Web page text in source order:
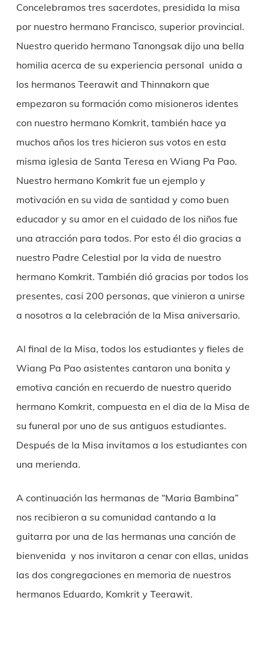
Concelebramos tres sacerdotes, presidida la misa
por nuestro hermano Francisco, superior provincial.
Nuestro querido hermano Tanongsak dijo una bella
homilia acerca de su experiencia personal unida a
los hermanos Teerawit and Thinnakorn que
empezaron su formación como misioneros identes
con nuestro hermano Komkrit, también hace ya
muchos años los tres hicieron sus votos en esta
misma iglesia de Santa Teresa en Wiang Pa Pao.
Nuestro hermano Komkrit fue un ejemplo y
motivación en su vida de santidad y como buen
educador y su amor en el cuidado de los niños fue
una atracción para todos. Por esto él dio gracias a
nuestro Padre Celestial por la vida de nuestro
hermano Komkrit. También dió gracias por todos los
presentes, casi 200 personas, que vinieron a unirse
a nosotros a la celebración de la Misa aniversario.
Al final de la Misa, todos los estudiantes y fieles de
Wiang Pa Pao asistentes cantaron una bonita y
emotiva canción en recuerdo de nuestro querido
hermano Komkrit, compuesta en el dia de la Misa de
su funeral por uno de sus antiguos estudiantes.
Después de la Misa invitamos a los estudiantes con
una merienda.
A continuación las hermanas de “Maria Bambina”
nos recibieron a su comunidad cantando a la
guitarra por una de las hermanas una canción de
bienvenida y nos invitaron a cenar con ellas, unidas
las dos congregaciones en memoria de nuestros
hermanos Eduardo, Komkrit y Teerawit.